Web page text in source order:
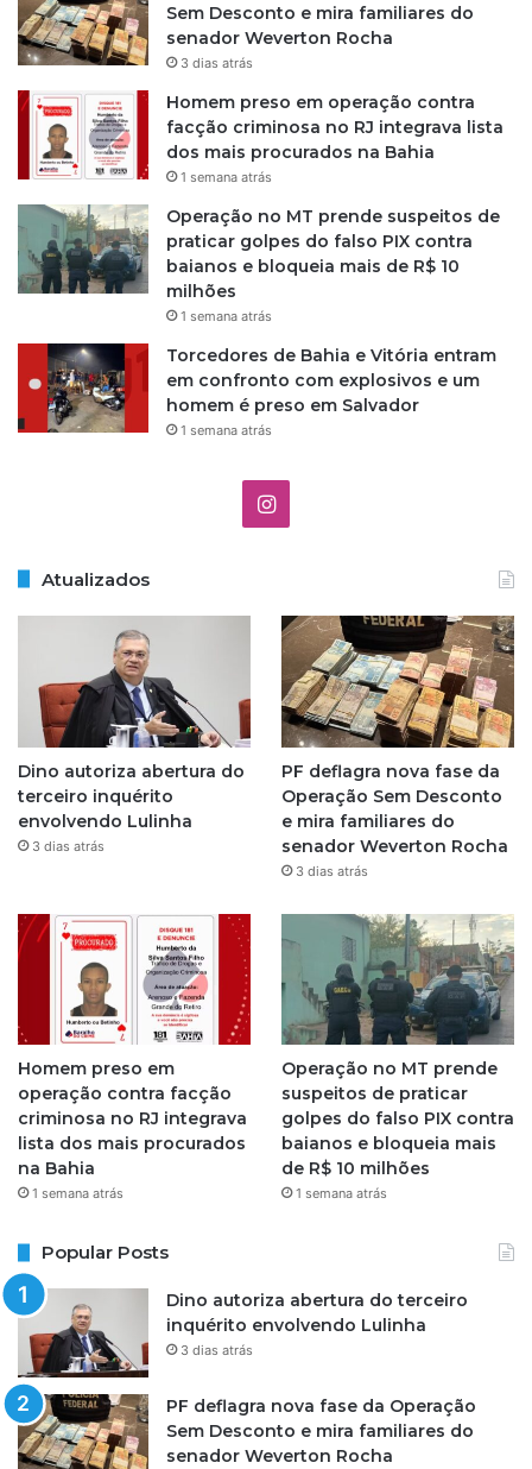
Sem Desconto e mira familiares do
senador Weverton Rocha
3 dias atrás
Homem preso em operação contra
facção criminosa no RJ integrava lista
dos mais procurados na Bahia
1 semana atrás
Operação no MT prende suspeitos de
praticar golpes do falso PIX contra
baianos e bloqueia mais de R$ 10
milhões
1 semana atrás
Torcedores de Bahia e Vitória entram
em confronto com explosivos e um
homem é preso em Salvador
1 semana atrás
I
t
a
g
r
a
m
Atualizados
Dino autoriza abertura do
terceiro inquérito
envolvendo Lulinha
3 dias atrás
PF deflagra nova fase da
Operação Sem Desconto
e mira familiares do
senador Weverton Rocha
3 dias atrás
Homem preso em
operação contra facção
criminosa no RJ integrava
lista dos mais procurados
na Bahia
1 semana atrás
Operação no MT prende
suspeitos de praticar
golpes do falso PIX contra
baianos e bloqueia mais
de R$ 10 milhões
1 semana atrás
Popular Posts
Dino autoriza abertura do terceiro
inquérito envolvendo Lulinha
3 dias atrás
PF deflagra nova fase da Operação
Sem Desconto e mira familiares do
senador Weverton Rocha